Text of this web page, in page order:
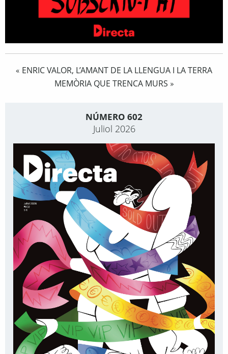
« ENRIC VALOR, L’AMANT DE LA LLENGUA I LA TERRA
MEMÒRIA QUE TRENCA MURS »
NÚMERO 602
Juliol 2026